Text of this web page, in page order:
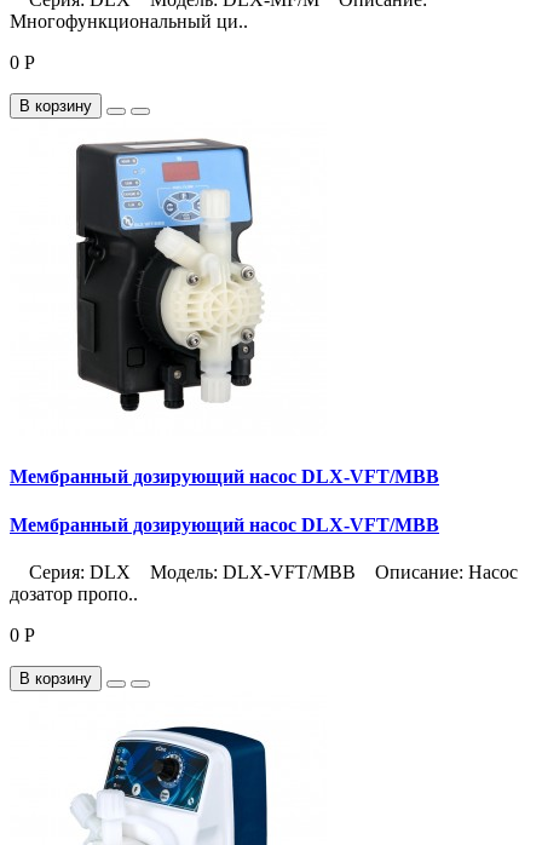
Многофункциональный ци..
0 Р
В корзину
Мембранный дозирующий насос DLX-VFT/MBB
Мембранный дозирующий насос DLX-VFT/MBB
Серия: DLX Модель: DLX-VFT/MBB Описание: Насос
дозатор пропо..
0 Р
В корзину